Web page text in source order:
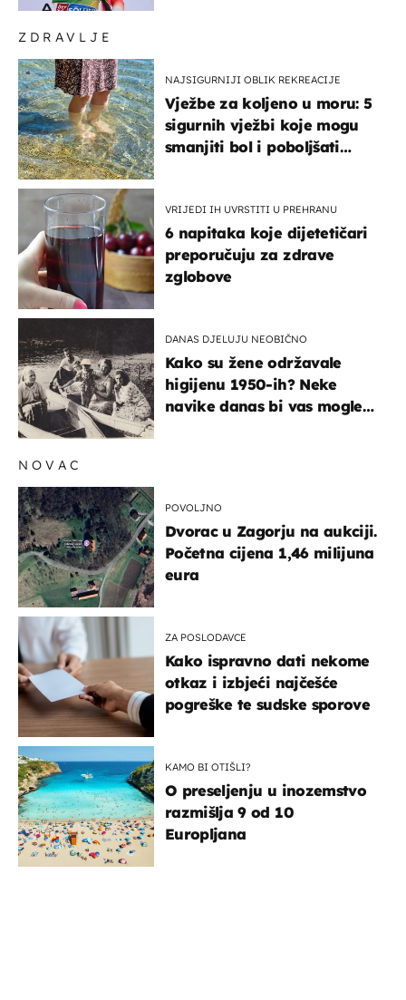
ZDRAVLJE
NAJSIGURNIJI OBLIK REKREACIJE
Vježbe za koljeno u moru: 5
sigurnih vježbi koje mogu
smanjiti bol i poboljšati
VRIJEDI IH UVRSTITI U PREHRANU
6 napitaka koje dijetetičari
preporučuju za zdrave
zglobove
DANAS DJELUJU NEOBIČNO
Kako su žene održavale
higijenu 1950-ih? Neke
navike danas bi vas mogle
NOVAC
POVOLJNO
Dvorac u Zagorju na aukciji.
Početna cijena 1,46 milijuna
eura
ZA POSLODAVCE
Kako ispravno dati nekome
otkaz i izbjeći najčešće
pogreške te sudske sporove
KAMO BI OTIŠLI?
O preseljenju u inozemstvo
razmišlja 9 od 10
Europljana